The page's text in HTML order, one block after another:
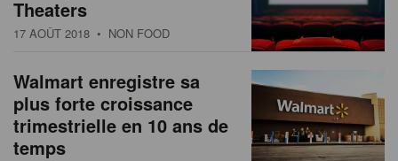
Theaters
17 AOÛT 2018 • NON FOOD
Walmart enregistre sa
plus forte croissance
trimestrielle en 10 ans de
temps